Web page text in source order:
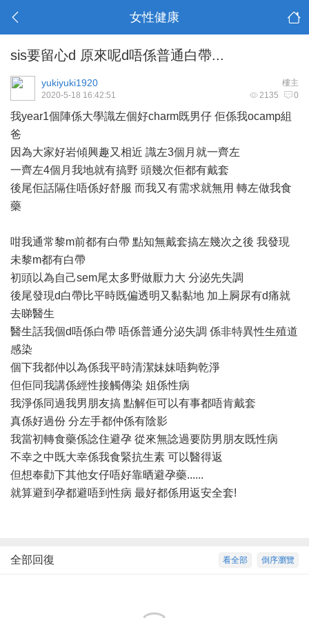
女性健康
sis要留心d 原來呢d唔係普通白帶...
樓主
yukiyuki1920
2135 0
2020-5-18 16:42:51
我year1個陣係大學識左個好charm既男仔 佢係我ocamp組
爸
因為大家好岩傾興趣又相近 識左3個月就一齊左
一齊左4個月我地就有搞野 頭幾次佢都有戴套
後尾佢話隔住唔係好舒服 而我又有需求就無用 轉左做我食
藥
咁我通常黎m前都有白帶 點知無戴套搞左幾次之後 我發現
未黎m都有白帶
初頭以為自己sem尾太多野做厭力大 分泌先失調
後尾發現d白帶比平時既偏透明又黏黏地 加上屙尿有d痛就
去睇醫生
醫生話我個d唔係白帶 唔係普通分泌失調 係非特異性生殖道
感染
個下我都仲以為係我平時清潔妹妹唔夠乾淨
但佢同我講係經性接觸傳染 姐係性病
我淨係同過我男朋友搞 點解佢可以有事都唔肯戴套
真係好過份 分左手都仲係有陰影
我當初轉食藥係諗住避孕 從來無諗過要防男朋友既性病
不幸之中既大幸係我食緊抗生素 可以醫得返
但想奉勸下其他女仔唔好靠晒避孕藥......
就算避到孕都避唔到性病 最好都係用返安全套!
倒序瀏覽
看全部
全部回復